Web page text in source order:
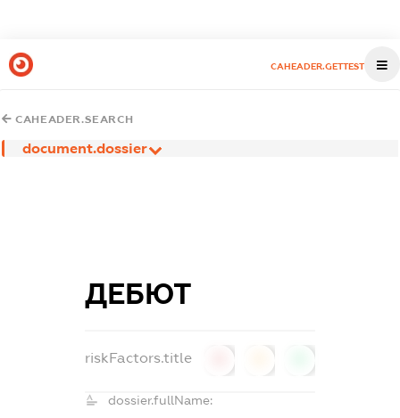
CAHEADER.GETTEST
CAHEADER.SEARCH
document.dossier
ДЕБЮТ
riskFactors.title
dossier.fullName: